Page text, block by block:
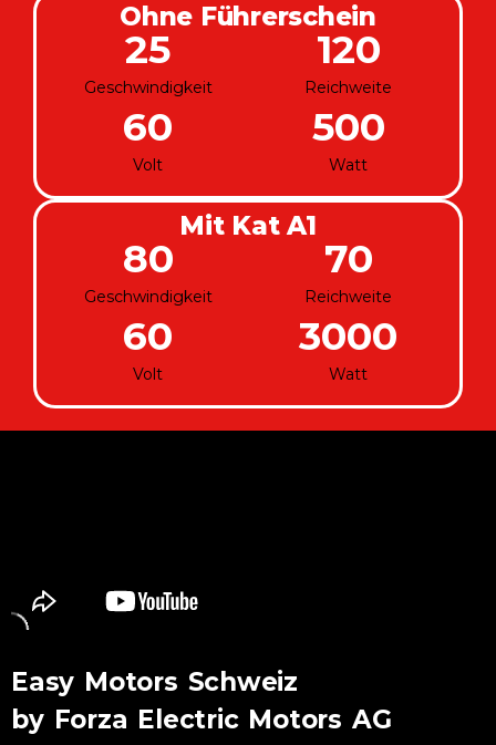
Ohne Führerschein
Geschwindigkeit
25
Reichweite
120
Volt
60
Watt
500
Mit Kat A1
Geschwindigkeit
80
Reichweite
70
Volt
60
Watt
3000
Easy Motors Schweiz
by Forza Electric Motors AG